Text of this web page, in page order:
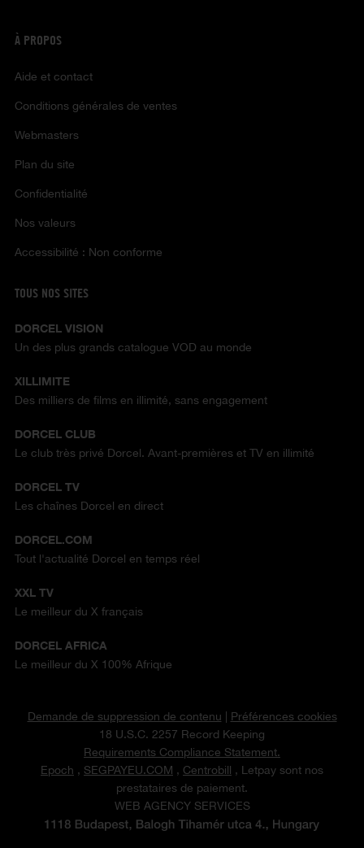
À PROPOS
Aide et contact
Conditions générales de ventes
Webmasters
Plan du site
Confidentialité
Nos valeurs
Accessibilité : Non conforme
TOUS NOS SITES
DORCEL VISION
Un des plus grands catalogue VOD au monde
XILLIMITE
Des milliers de films en illimité, sans engagement
DORCEL CLUB
Le club très privé Dorcel. Avant-premières et TV en illimité
DORCEL TV
Les chaînes Dorcel en direct
DORCEL.COM
Tout l'actualité Dorcel en temps réel
XXL TV
Le meilleur du X français
DORCEL AFRICA
Le meilleur du X 100% Afrique
Demande de suppression de contenu
Préférences cookies
18 U.S.C. 2257 Record Keeping
Requirements Compliance Statement.
Epoch , SEGPAYEU.COM , Centrobill , Letpay sont nos
prestataires de paiement.
WEB AGENCY SERVICES